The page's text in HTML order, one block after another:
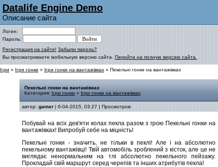
Datalife Engine Demo
Описание сайта
Логин:
Пароль:
Регистрация на сайте! Забыли пароль?
Вы просматриваете мобильную версию сайта. Перейти на полную версию сайта.
Ігри » Ігри гонки » Ігри гонки на вантажівках » Пекельні гонки на вантажівках
Пекельні гонки на вантажівках
Категория: Ігри гонки » Ігри гонки на вантажівках
автор: gamer | 6-04-2015, 03:27 | Просмотров:
Побувай на всіх дев'яти колах пекла разом з грою Пекельні гонки на
вантажівках! Випробуй себе на міцність!
Пекельні гонки - значить, не тільки в пеклі! Але і на абсолютно
пекельному вантажівці! Твій автомобіль зроблений з кісток, але це не
виглядає ненормальним на тлі абсолютно пекельного пейзажу.
Прокладай свій маршрут серед черепів та інших атрибутів пекла!